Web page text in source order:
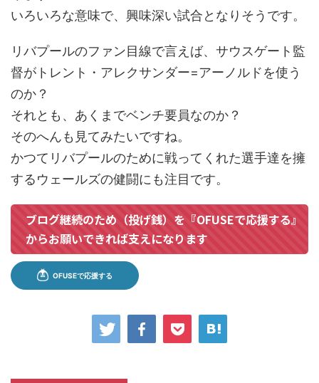
いろいろな意味で、興味深い試合となりそうです。
リバプールのファン目線で言えば、サウスゲート監
督がトレント・アレクサンダー=アーノルドを使う
のか？
それとも、あくまでベンチ要員なのか？
そのへんも見てみたいですね。
かつてリバプールのために戦ってくれた選手達を擁
するウェールズの健闘にも注目です。
ブログ継続のため（投げ銭）を『OFUSEで応援する』
からお願いできれば支えになります